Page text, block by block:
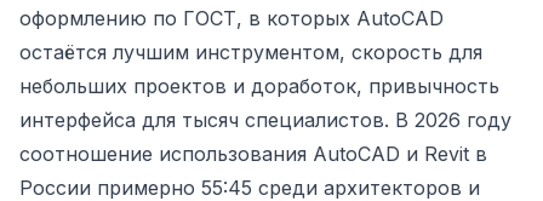
оформлению по ГОСТ, в которых AutoCAD
остаётся лучшим инструментом, скорость для
небольших проектов и доработок, привычность
интерфейса для тысяч специалистов. В 2026 году
соотношение использования AutoCAD и Revit в
России примерно 55:45 среди архитекторов и